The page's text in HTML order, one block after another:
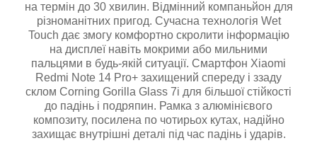
на термін до 30 хвилин. Відмінний компаньйон для
різноманітних пригод. Сучасна технологія Wet
Touch дає змогу комфортно скролити інформацію
на дисплеї навіть мокрими або мильними
пальцями в будь-якій ситуації. Смартфон Xiaomi
Redmi Note 14 Pro+ захищений спереду і ззаду
склом Corning Gorilla Glass 7i для більшої стійкості
до падінь і подряпин. Рамка з алюмінієвого
композиту, посилена по чотирьох кутах, надійно
захищає внутрішні деталі під час падінь і ударів.